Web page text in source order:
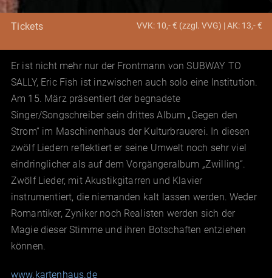
Tickets VVK: 10,- € (zzgl. VVG) | AK: 13,- €
Er ist nicht mehr nur der Frontmann von SUBWAY TO
SALLY, Eric Fish ist inzwischen auch solo eine Institution.
Am 15. März präsentiert der begnadete
Singer/Songschreiber sein drittes Album „Gegen den
Strom“ im Maschinenhaus der Kulturbrauerei. In diesen
zwölf Liedern reflektiert er seine Umwelt noch sehr viel
eindringlicher als auf dem Vorgängeralbum „Zwilling“.
Zwölf Lieder, mit Akustikgitarren und Klavier
instrumentiert, die niemanden kalt lassen werden. Weder
Romantiker, Zyniker noch Realisten werden sich der
Magie dieser Stimme und ihren Botschaften entziehen
können.
www.kartenhaus.de